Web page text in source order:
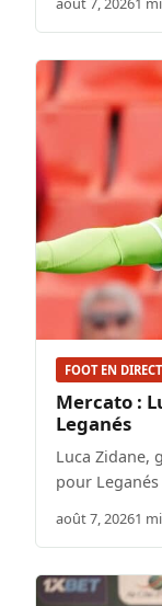
FOOT EN DIRECT
Mercato :
Leganés
Luca Zidane,
pour
août 7, 20261